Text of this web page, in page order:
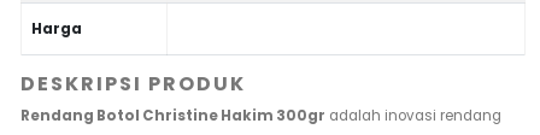
Harga
DESKRIPSI PRODUK
Rendang Botol Christine Hakim 300gr adalah inovasi rendang